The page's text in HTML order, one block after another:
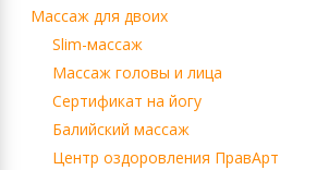
Массаж для двоих
Slim-массаж
Массаж головы и лица
Сертификат на йогу
Балийский массаж
Центр оздоровления ПравАрт